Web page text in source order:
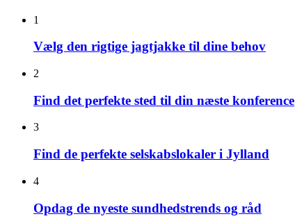
1
Vælg den rigtige jagtjakke til dine behov
2
Find det perfekte sted til din næste konference
3
Find de perfekte selskabslokaler i Jylland
4
Opdag de nyeste sundhedstrends og råd